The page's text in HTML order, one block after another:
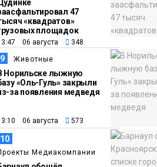
47
«квадратов»
площадок
06 августа 348
9 Животные
Норильске лыжную
«Оль-Гуль» закрыли
за появления медведя
06 августа 573
10
Медиакомпании